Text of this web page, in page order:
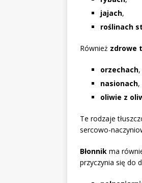
jajach,
roślinach
Również zdrowe
orzechach,
nasionach,
oliwie z
Te rodzaje
sercowo-
Błonnik ma
przyczynia się do